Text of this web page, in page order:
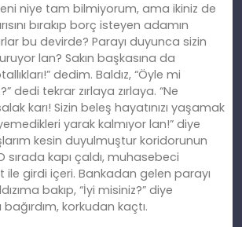
niye tam bilmiyorum, ama ikiniz de
bırakıp borç isteyen adamın
bu devirde? Parayı duyunca sizin
lan? Sakın başkasına da
dedim. Baldız, “Öyle mi
dedi tekrar zırlaya zırlaya. “Ne
karı! Sizin beleş hayatınızı yaşamak
yarak kalmıyor lan!” diye
kesin duyulmuştur koridorunun
sırada kapı çaldı, muhasebeci
ile girdi içeri. Bankadan gelen parayı
bakıp, “İyi misiniz?” diye
korkudan kaçtı.